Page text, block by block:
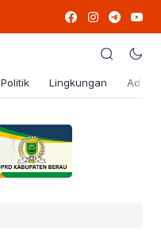
Politik Lingkungan